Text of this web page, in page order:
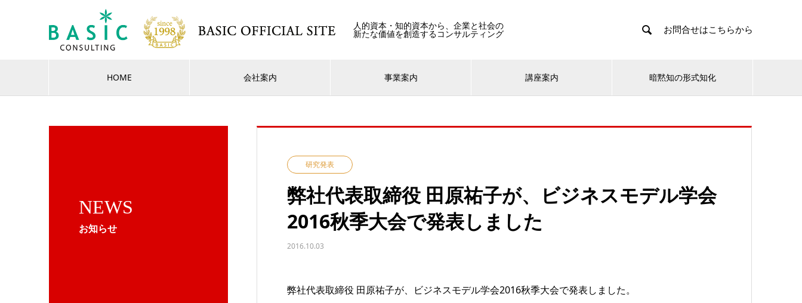
人的資本・知的資本から、企業と社会の
新たな価値を創造するコンサルティング  お問合せはこちらから
HOME 会社案内 事業案内 講座案内 暗黙知の形式知化
NEWS
お知らせ
研究発表
弊社代表取締役 田原祐子が、ビジネスモデル学会
2016秋季大会で発表しました
2016.10.03
弊社代表取締役 田原祐子が、ビジネスモデル学会2016秋季大会で発表しました。